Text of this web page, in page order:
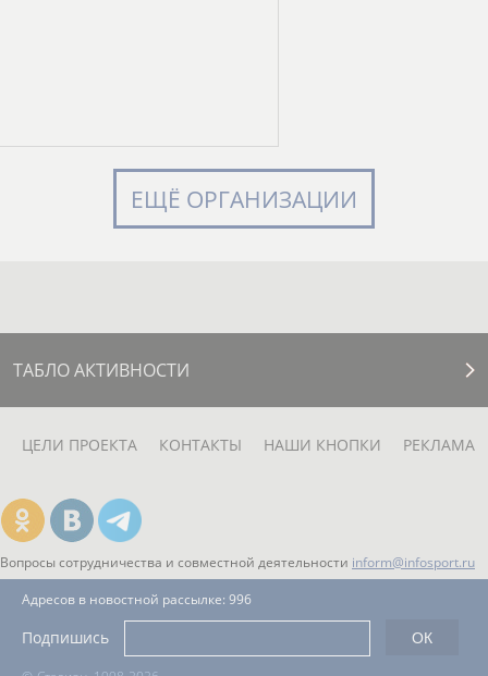
ЕЩЁ ОРГАНИЗАЦИИ
ТАБЛО АКТИВНОСТИ
ЦЕЛИ ПРОЕКТА КОНТАКТЫ НАШИ КНОПКИ РЕКЛАМА
Вопросы сотрудничества и совместной деятельности inform@infosport.ru
Адресов в новостной рассылке: 996
Подпишись